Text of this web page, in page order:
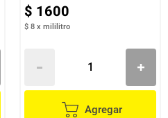
$ 1600
$ 8 x mililitro
Agregar